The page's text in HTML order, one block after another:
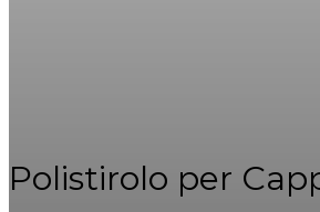
Polistirolo per